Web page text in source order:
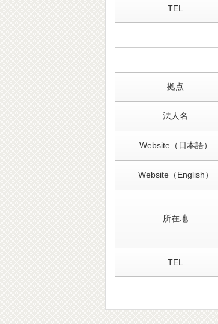
TEL
拠点
法人名
Website（日本語）
Website（English）
所在地
TEL